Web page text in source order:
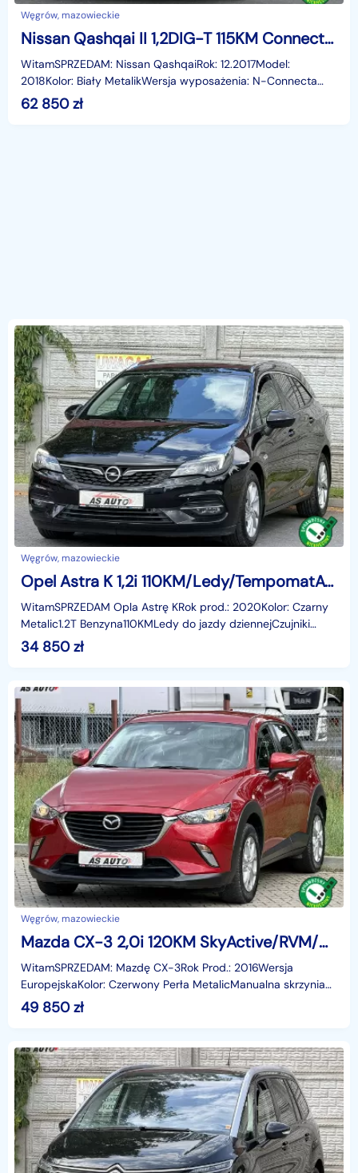
Węgrów, mazowieckie
Nissan Qashqai II 1,2DIG-T 115KM Connecta/Navi/Kamera360/FullLed/Panorama/PDC/Alu18/AC
WitamSPRZEDAM: Nissan QashqaiRok: 12.2017Model:
2018Kolor: Biały MetalikWersja wyposażenia: N-Connecta
+1.2 DIG-T115 KM6 biegówFull LEDyKamera cofaniaKamery
360
62 850zł
Węgrów, mazowieckie
Opel Astra K 1,2i 110KM/Ledy/TempomatACC/Pod.Fotele/Czujniki Parkowania/Serwis/Al
WitamSPRZEDAM Opla Astrę KRok prod.: 2020Kolor: Czarny
Metalic1.2T Benzyna110KMLedy do jazdy dziennejCzujniki
parkowania przód i tyłTempomat ACCPodgrzewane fot
34 850zł
Węgrów, mazowieckie
Mazda CX-3 2,0i 120KM SkyActive/RVM/Navi/PDC/Alu/USB/AUX
WitamSPRZEDAM: Mazdę CX-3Rok Prod.: 2016Wersja
EuropejskaKolor: Czerwony Perła MetalicManualna skrzynia
biegówNapęd na przód2.0 Benzyna120 KMŁadna
tapicerkaNawi
49 850zł